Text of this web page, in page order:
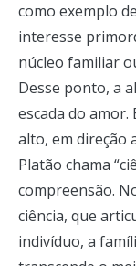
como exemplo
interesse
núcleo familiar
Desse ponto, a
escada do amor.
alto, em direção
Platão chama
compreensão.
ciência, que
indivíduo, a